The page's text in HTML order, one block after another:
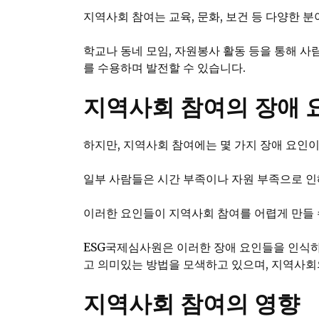
지역사회 참여는 교육, 문화, 보건 등 다양한
학교나 동네 모임, 자원봉사 활동 등을 통해
를 수용하며 발전할 수 있습니다.
지역사회 참여의 장애
하지만, 지역사회 참여에는 몇 가지 장애 요인
일부 사람들은 시간 부족이나 자원 부족으로
이러한 요인들이 지역사회 참여를 어렵게 만
ESG국제심사원은 이러한 장애 요인들을 인
고 의미있는 방법을 모색하고 있으며, 지역사
지역사회 참여의 영향